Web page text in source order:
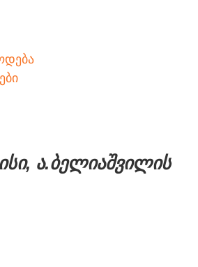
ა.ბელიაშვილის